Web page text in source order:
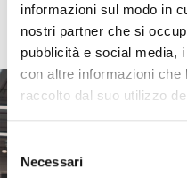
informazioni sul modo in
nostri partner che si
pubblicità e social media,
con altre informazioni che
raccolto dal suo utilizzo
Selezione
delNecessari